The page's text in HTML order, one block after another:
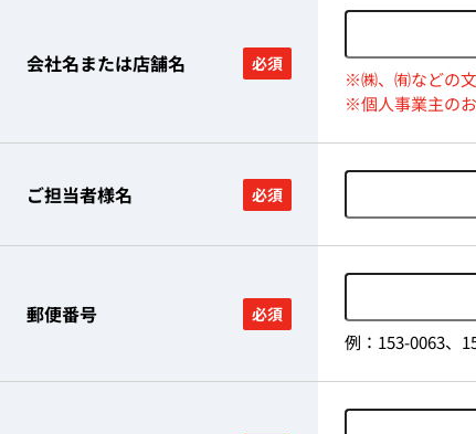
会社名または店舗名 必須
※㈱、㈲などの
※個人事業主の
ご担当者様名 必須
郵便番号 必須
例：153-0063、